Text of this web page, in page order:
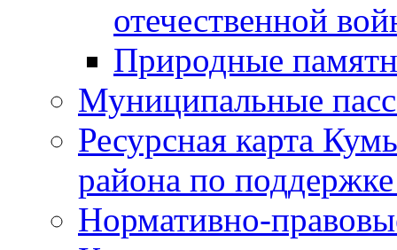
отечественной
Природные
Муниципальные
Ресурсная карта
района по
Нормативно-